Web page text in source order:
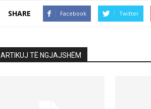
SHARE Facebook Twitter
ARTIKUJ TË NGJAJSHËM